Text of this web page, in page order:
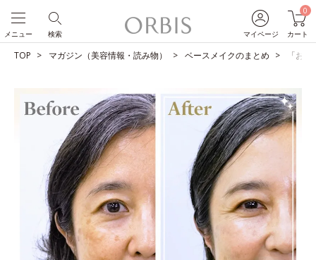
マイページ
0
カート
検索
メニュー
TOP マガジン（美容情報・読み物） ベースメイクのまとめ 「お